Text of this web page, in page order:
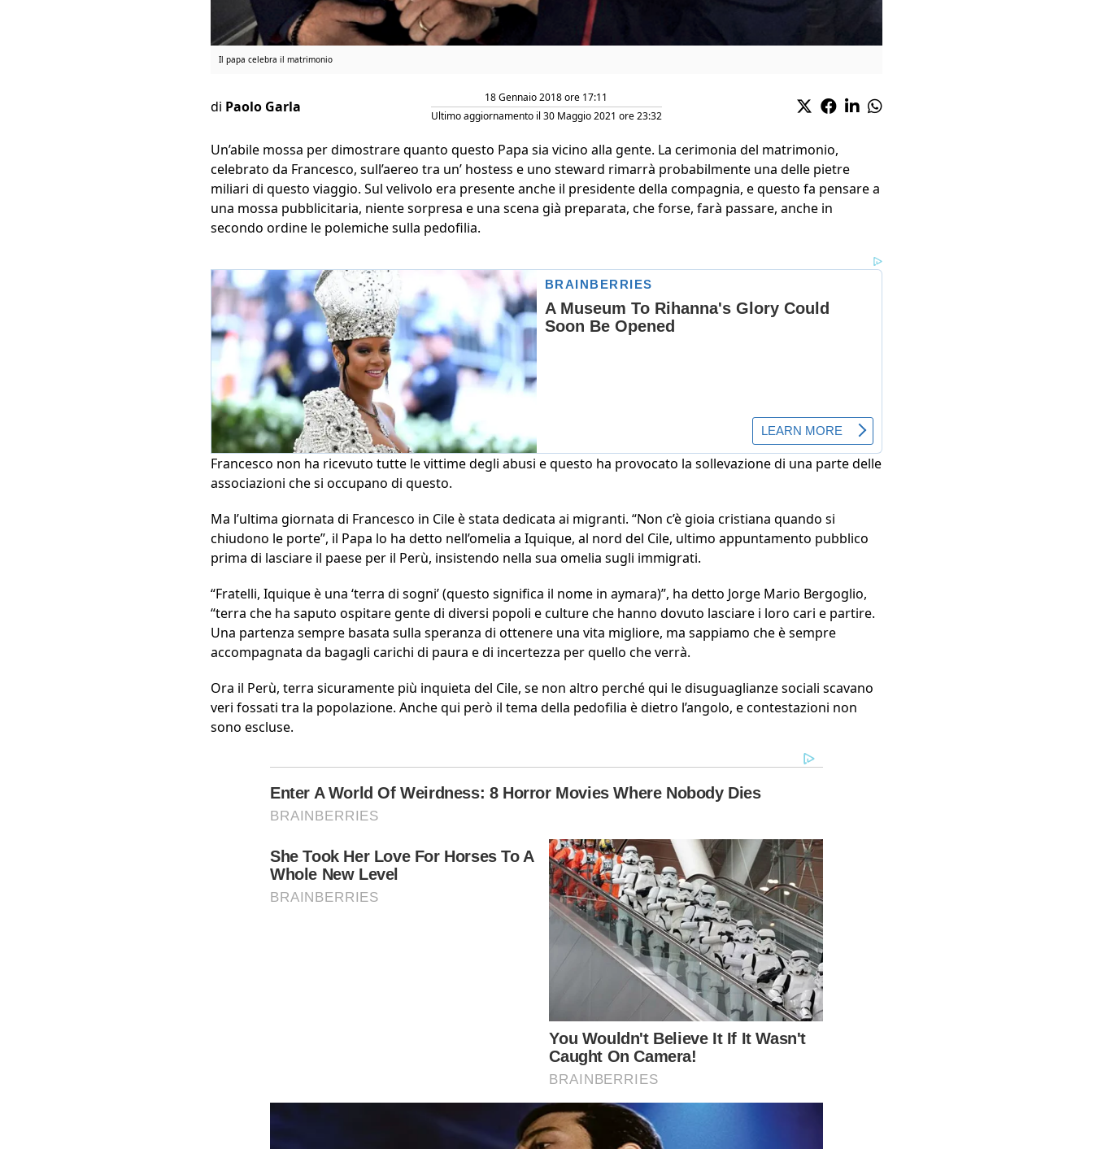
Il papa celebra il matrimonio
di Paolo Garla
18 Gennaio 2018 ore 17:11
Ultimo aggiornamento il 30 Maggio 2021 ore 23:32
Un’abile mossa per dimostrare quanto questo Papa sia vicino alla gente. La cerimonia del matrimonio,
celebrato da Francesco, sull’aereo tra un’ hostess e uno steward rimarrà probabilmente una delle pietre
miliari di questo viaggio. Sul velivolo era presente anche il presidente della compagnia, e questo fa pensare a
una mossa pubblicitaria, niente sorpresa e una scena già preparata, che forse, farà passare, anche in
secondo ordine le polemiche sulla pedofilia.
Francesco non ha ricevuto tutte le vittime degli abusi e questo ha provocato la sollevazione di una parte delle
associazioni che si occupano di questo.
Ma l’ultima giornata di Francesco in Cile è stata dedicata ai migranti. “Non c’è gioia cristiana quando si
chiudono le porte”, il Papa lo ha detto nell’omelia a Iquique, al nord del Cile, ultimo appuntamento pubblico
prima di lasciare il paese per il Perù, insistendo nella sua omelia sugli immigrati.
“Fratelli, Iquique è una ‘terra di sogni’ (questo significa il nome in aymara)”, ha detto Jorge Mario Bergoglio,
“terra che ha saputo ospitare gente di diversi popoli e culture che hanno dovuto lasciare i loro cari e partire.
Una partenza sempre basata sulla speranza di ottenere una vita migliore, ma sappiamo che è sempre
accompagnata da bagagli carichi di paura e di incertezza per quello che verrà.
Ora il Perù, terra sicuramente più inquieta del Cile, se non altro perché qui le disuguaglianze sociali scavano
veri fossati tra la popolazione. Anche qui però il tema della pedofilia è dietro l’angolo, e contestazioni non
sono escluse.